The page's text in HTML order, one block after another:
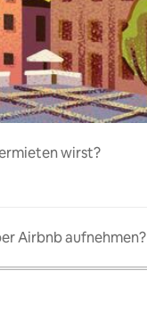
wirst?
Airbnb aufnehmen?